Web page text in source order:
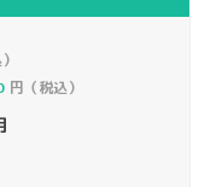
円（税込）